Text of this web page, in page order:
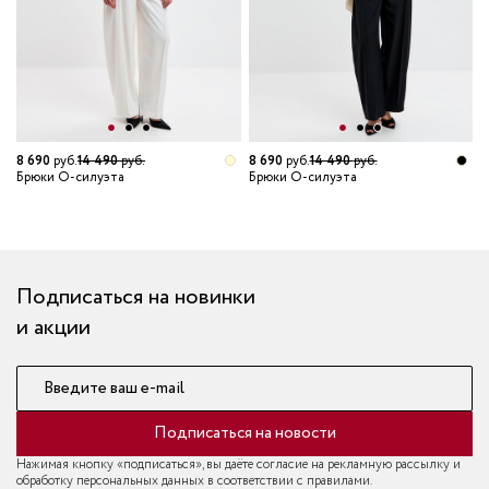
8 690руб.14 490руб.
Брюки О-силуэта
8 690руб.14 490руб.
Брюки О-силуэта
Подписаться на новинки
и акции
Введите ваш e-mail
Подписаться на новости
Нажимая кнопку «подписаться», вы даёте согласие на рекламную рассылку и
обработку персональных данных в соответствии с правилами.